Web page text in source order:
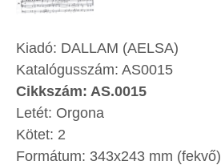
Kiadó: DALLAM (AELSA)
Katalógusszám: AS0015
Cikkszám: AS.0015
Letét: Orgona
Kötet: 2
Formátum: 343x243 mm (fekvő)